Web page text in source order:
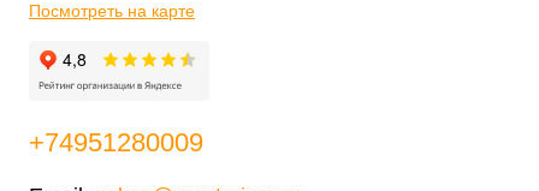
Посмотреть на карте
+74951280009